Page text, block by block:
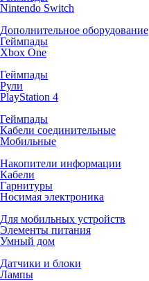
Nintendo Switch
Дополнительное оборудование
Геймпады
Xbox One
Геймпады
Рули
PlayStation 4
Геймпады
Кабели соединительные
Мобильные
Накопители информации
Кабели
Гарнитуры
Носимая электроника
Для мобильных устройств
Элементы питания
Умный дом
Датчики и блоки
Лампы